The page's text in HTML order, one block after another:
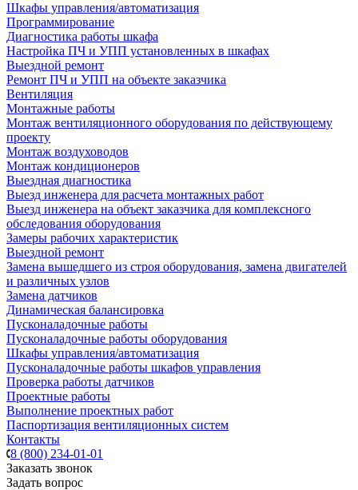
Шкафы управления/автоматизация
Программирование
Диагностика работы шкафа
Настройка ПЧ и УПП установленных в шкафах
Выездной ремонт
Ремонт ПЧ и УПП на объекте заказчика
Вентиляция
Монтажные работы
Монтаж вентиляционного оборудования по действующему
проекту
Монтаж воздуховодов
Монтаж кондиционеров
Выездная диагностика
Выезд инженера для расчета монтажных работ
Выезд инженера на объект заказчика для комплексного
обследования оборудования
Замеры рабочих характеристик
Выездной ремонт
Замена вышедшего из строя оборудования, замена двигателей
и различных узлов
Замена датчиков
Динамическая балансировка
Пусконаладочные работы
Пусконаладочные работы оборудования
Шкафы управления/автоматизация
Пусконаладочные работы шкафов управления
Проверка работы датчиков
Проектные работы
Выполнение проектных работ
Паспортизация вентиляционных систем
Контакты
8 (800) 234-01-01
Заказать звонок
Задать вопрос